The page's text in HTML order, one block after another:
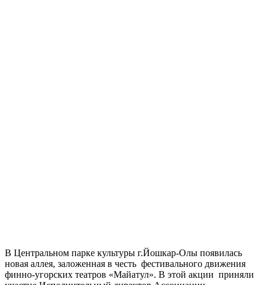
В Центральном парке культуры г.Йошкар-Олы появилась
новая аллея, заложенная в честь фестивального движения
финно-угорских театров «Майатул». В этой акции приняли